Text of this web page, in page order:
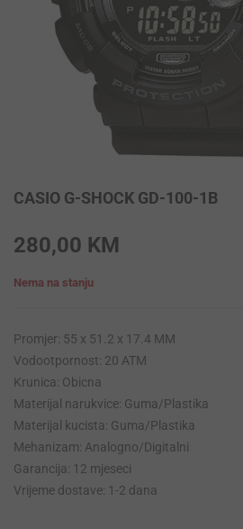
CASIO G-SHOCK GD-100-1B
280,00 KM
Nema na stanju
Promjer: 55 x 51.2 x 17.4 MM
Vodootpornost: 20 ATM
Krunica: Obicna
Materijal narukvice: Guma/Plastika
Materijal kucista: Guma/Plastika
Mehanizam: Analogno/Digitalni
Garancija: 12 mjeseci
Vrijeme dostave: 1-2 dana